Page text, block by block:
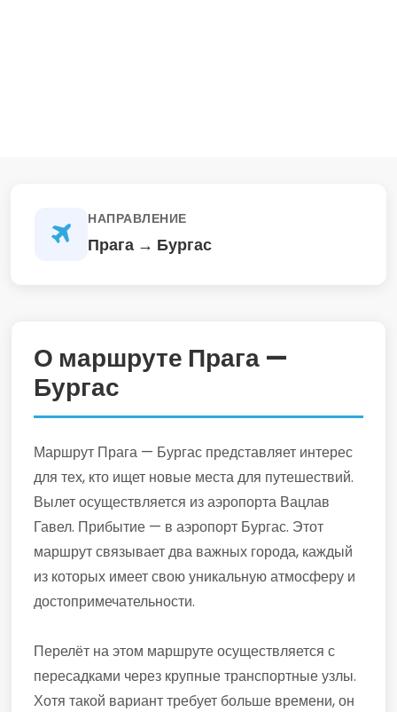
НАПРАВЛЕНИЕ
Прага → Бургас
О маршруте Прага —
Бургас
Маршрут Прага — Бургас представляет интерес
для тех, кто ищет новые места для путешествий.
Вылет осуществляется из аэропорта Вацлав
Гавел. Прибытие — в аэропорт Бургас. Этот
маршрут связывает два важных города, каждый
из которых имеет свою уникальную атмосферу и
достопримечательности.
Перелёт на этом маршруте осуществляется с
пересадками через крупные транспортные узлы.
Хотя такой вариант требует больше времени, он